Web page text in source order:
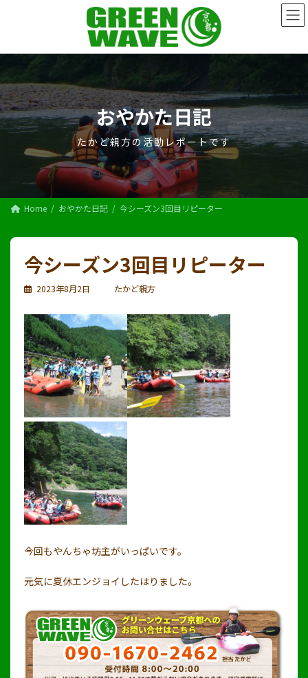
ス
キ
ッ
プ
ン
に
移
動
おやかた日記
たかど親方の活動レポートです
Home おやかた日記 今シーズン3回目リピーター
今シーズン3回目リピーター
2023年8月2日 たかど親方
今回もやんちゃ坊主がいっぱいです。
元気に夏休エンジョイしたはりました。